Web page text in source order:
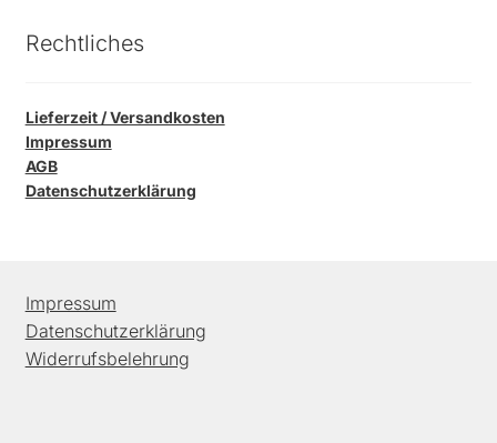
Rechtliches
Lieferzeit / Versandkosten
Impressum
AGB
Datenschutzerklärung
Impressum
Datenschutzerklärung
Widerrufsbelehrung